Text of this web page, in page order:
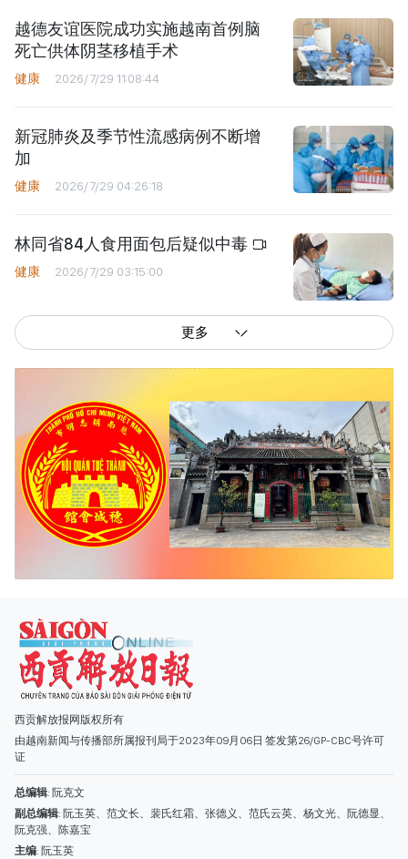
越德友谊医院成功实施越南首例脑
死亡供体阴茎移植手术
健康 2026/7/29 11:08:44
新冠肺炎及季节性流感病例不断增
加
健康 2026/7/29 04:26:18
林同省84人食用面包后疑似中毒
健康 2026/7/29 03:15:00
更多
西贡解放报网版权所有
由越南新闻与传播部所属报刊局于2023年09月06日 签发第26/GP-CBC号许可
副总编辑: 阮玉英、范文长、裴氏红霜、张德义、范氏云英、杨文光、阮德显、
阮克强、陈嘉宝
主编: 阮玉英
社址: 胡志明市棋盘坊阮氏明开街432-434号
总台: (028) 39294091 - 转 060
热线: 096.558.1888
编辑部: (028) 39294092 - 转 060
电子信箱
广告部
(028) 38334185
quangcaohoavan09@gmail.com;